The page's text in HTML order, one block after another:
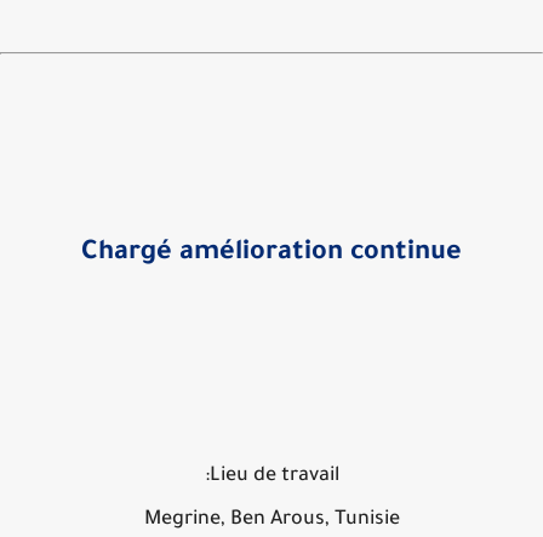
Chargé amélioration continue
Lieu de travail:
Megrine, Ben Arous, Tunisie